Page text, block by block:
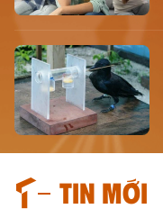
Tin mới